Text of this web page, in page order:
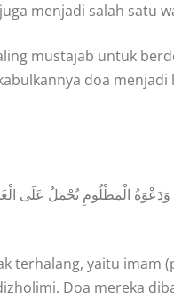
menjadi salah satu
mustajab untuk
doa
وَدَعْوَةُ الْمَظْلُومِ تُحْمَلُ عَلَى
terhalang, yaitu imam
Doa mereka